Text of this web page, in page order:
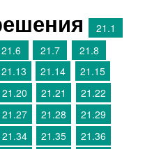
21.1
21.6 21.7
21.8
21.13 21.14
21.15
21.20 21.21
21.22
21.27 21.28
21.29
21.34 21.35
21.36